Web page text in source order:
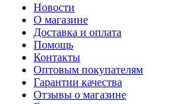
Новости
О магазине
Доставка и оплата
Помощь
Контакты
Оптовым покупателям
Гарантии качества
Отзывы о магазине